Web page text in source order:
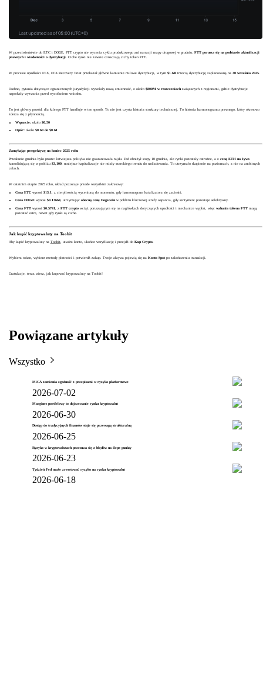
W przeciwieństwie do ETC i DOGE, FTT crypto nie wycenia cyklu produktowego ani narracji mapy drogowej w grudniu. FTT porusza się na podstawie aktualizacji
prawnych i wiadomości o dystrybucji. Ciche rynki nie zawsze oznaczają cichy token FTT.
W procesie upadłości FTX, FTX Recovery Trust przekazał główne kamienie milowe dystrybucji, w tym $1.6B trzecią dystrybucję zaplanowaną na 30 września 2025.
Osobno, pytania dotyczące ograniczonych jurysdykcji wywołały nową zmienność, z około $800M w roszczeniachzwiązanych z regionami, gdzie dystrybucje
napotkały wyzwania przed wycofaniem wniosku.
To jest główny powód, dla którego FTT handluje w ten sposób. To nie jest czysta historia struktury technicznej. To historia harmonogramu prawnego, który okresowo
zderza się z płynnością.
Wsparcie:około $0.50
Opór:około $0.60 do $0.61
Zamykając perspektywę na koniec 2025 roku
Przesłanie grudnia było proste: łatwiejsza polityka nie gwarantowała rajdu. Fed obniżył stopy 10 grudnia, ale rynki pozostały ostrożne, a z ceną ETH na żywo
konsolidującą się w pobliżu $3,100, mniejsze kapitalizacje nie miały szerokiego trendu do naśladowania. To utrzymało skupienie na poziomach, a nie na ambitnych
celach.
W ostatnim etapie 2025 roku, układ pozostaje przede wszystkim zakresowy:
Cena ETCwynosi $13.1 , z cierpliwością wycenioną do momentu, gdy harmonogram katalizatora się zacieśni.
Cena DOGEwynosi $0.13664, utrzymując obecną cenę Dogecoinw pobliżu kluczowej strefy wsparcia, gdy sentyment pozostaje selektywny.
Cena FTTwynosi $0.5741 , z FTT cryptowciąż poruszającym się na nagłówkach dotyczących upadłości i mechanice wypłat, więc wahania tokena FTTmogą
pozostać ostre, nawet gdy rynki są ciche.
Jak kupić kryptowaluty na Toobit
Aby kupić kryptowaluty na Toobit, utwórz konto, ukończ weryfikację i przejdź do Kup Crypto.
Wybierz token, wybierz metodę płatności i potwierdź zakup. Twoje aktywa pojawią się na Konto Spotpo zakończeniu transakcji.
Gratulacje, teraz wiesz, jak kupować kryptowaluty na Toobit!
Powiązane artykuły
Wszystko
MiCA zamienia zgodność z przepisami w ryzyko platformowe
2026-07-02
Margines portfelowy to dojrzewanie rynku kryptowalut
2026-06-30
Dostęp do tradycyjnych finansów staje się przewagą strukturalną
2026-06-25
Ryzyko w kryptowalutach przesuwa się z błędów na ślepe punkty
2026-06-23
Tydzień Fed może zresetować ryzyko na rynku kryptowalut
2026-06-18